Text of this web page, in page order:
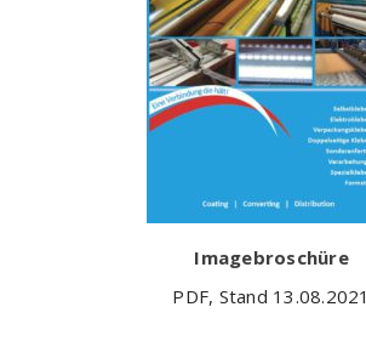
Imagebroschüre
PDF, Stand 13.08.2021